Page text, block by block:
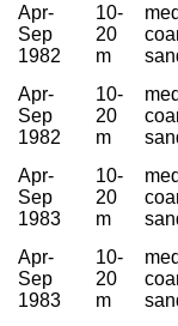
Apr-
Sep
1982
10-
20
m
Apr-
Sep
1982
10-
20
m
Apr-
Sep
1983
10-
20
m
Apr-
Sep
1983
10-
20
m